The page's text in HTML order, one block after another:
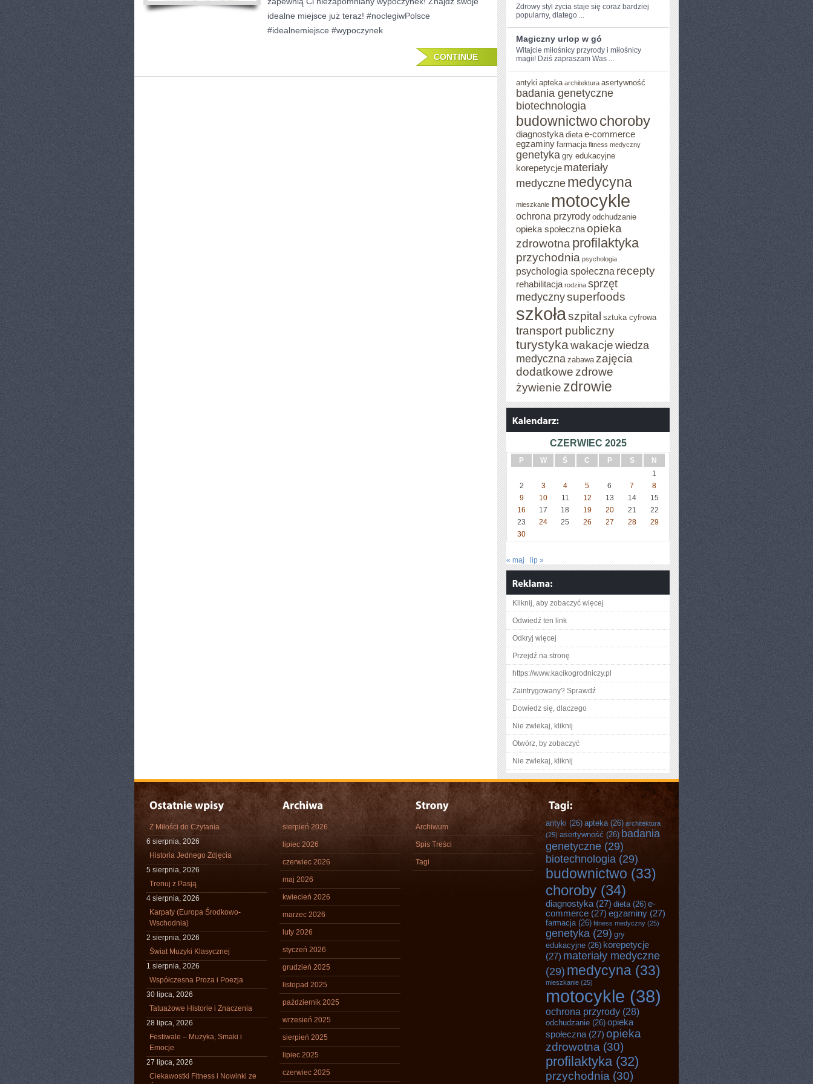
NAJLEPSZE
NOCLEGI
POLSCE:
ZNAJDŹ
IDEALNE
MIEJSCE!
idealne miejsce już teraz! #noclegiwPolsce
#idealnemiejsce #wypoczynek
CONTINUE
Zdrowy styl życia staje się‌ coraz‍ bardziej
popularny,⁢ dlatego ...
Magiczny urlop w gó
Witajcie miłośnicy przyrody i ⁣miłośnicy‌
magii! Dziś⁢ zapraszam⁢ Was ...
antyki apteka architektura asertywność
badania genetyczne
biotechnologia
budownictwochoroby
diagnostyka dieta e-commerce
egzaminy farmacja fitness medyczny
genetyka gry edukacyjne
korepetycje materiały
medyczne medycyna
mieszkanie motocykle
ochrona przyrody odchudzanie
opieka społecznaopieka
zdrowotna profilaktyka
przychodnia psychologia
psychologia społeczna recepty
rehabilitacja rodzina sprzęt
medycznysuperfoods
szkołaszpital sztuka cyfrowa
transport publiczny
turystykawakacje wiedza
medyczna zabawa zajęcia
dodatkowe zdrowe
żywienie zdrowie
CZERWIEC 2025
P W Ś C P S
N
1
2
3 4 5 6 7
8
9
10 11 12 13 14
15
16
17 18 19 20 21
22
23
24 25 26 27 28
29
30
« maj lip »
Kliknij, aby zobaczyć więcej
Odwiedź ten link
Odkryj więcej
Przejdź na stronę
https://www.kacikogrodniczy.pl
Zaintrygowany? Sprawdź
Dowiedz się, dlaczego
Nie zwlekaj, kliknij
Otwórz, by zobaczyć
Nie zwlekaj, kliknij
Z Miłości do Czytania
6 sierpnia, 2026
Historia Jednego Zdjęcia
5 sierpnia, 2026
Trenuj z Pasją
4 sierpnia, 2026
Karpaty (Europa Środkowo-
Wschodnia)
2 sierpnia, 2026
Świat Muzyki Klasycznej
1 sierpnia, 2026
Współczesna Proza i Poezja
30 lipca, 2026
Tatuażowe Historie i Znaczenia
28 lipca, 2026
Festiwale – Muzyka, Smaki i
Emocje
27 lipca, 2026
Ciekawostki Fitness i Nowinki ze
sierpień 2026
lipiec 2026
czerwiec 2026
maj 2026
kwiecień 2026
marzec 2026
luty 2026
styczeń 2026
grudzień 2025
listopad 2025
październik 2025
wrzesień 2025
sierpień 2025
lipiec 2025
czerwiec 2025
Archiwum
Spis Treści
Tagi
antyki (26) apteka(26) architektura
(25) asertywność (26) badania
genetyczne (29)
biotechnologia (29)
budownictwo (33)
choroby (34)
diagnostyka (27) dieta(26) e-
commerce (27) egzaminy (27)
farmacja(26) fitness medyczny (25)
genetyka (29) gry
edukacyjne (26) korepetycje
(27) materiały medyczne
(29) medycyna (33)
mieszkanie (25)
motocykle (38)
ochrona przyrody (28)
odchudzanie (26) opieka
społeczna (27) opieka
zdrowotna (30)
profilaktyka(32)
przychodnia (30)